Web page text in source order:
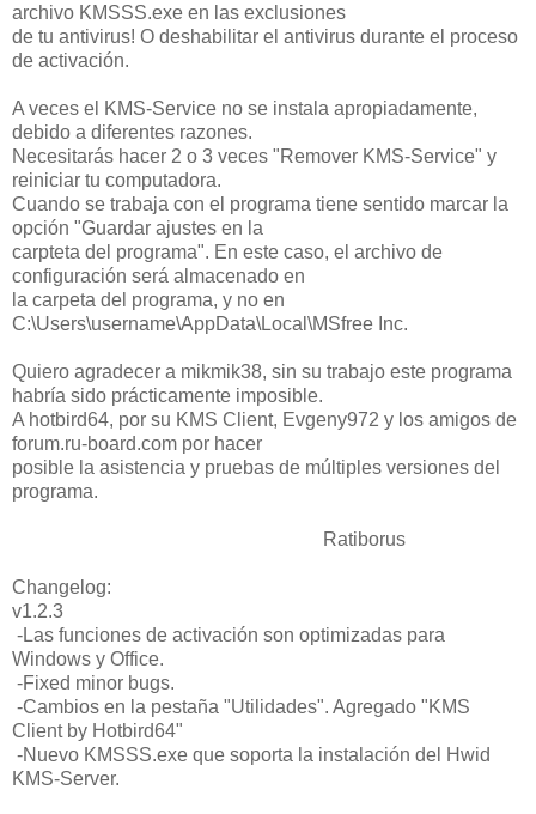
archivo KMSSS.exe en las exclusiones
de tu antivirus! O deshabilitar el antivirus durante el proceso
de activación.
A veces el KMS-Service no se instala apropiadamente,
debido a diferentes razones.
Necesitarás hacer 2 o 3 veces "Remover KMS-Service" y
reiniciar tu computadora.
Cuando se trabaja con el programa tiene sentido marcar la
opción "Guardar ajustes en la
carpteta del programa". En este caso, el archivo de
configuración será almacenado en
la carpeta del programa, y no en
C:\Users\username\AppData\Local\MSfree Inc.
Quiero agradecer a mikmik38, sin su trabajo este programa
habría sido prácticamente imposible.
A hotbird64, por su KMS Client, Evgeny972 y los amigos de
forum.ru-board.com por hacer
posible la asistencia y pruebas de múltiples versiones del
programa.
Ratiborus
Changelog:
v1.2.3
-Las funciones de activación son optimizadas para
Windows y Office.
-Fixed minor bugs.
-Cambios en la pestaña "Utilidades". Agregado "KMS
Client by Hotbird64"
-Nuevo KMSSS.exe que soporta la instalación del Hwid
KMS-Server.